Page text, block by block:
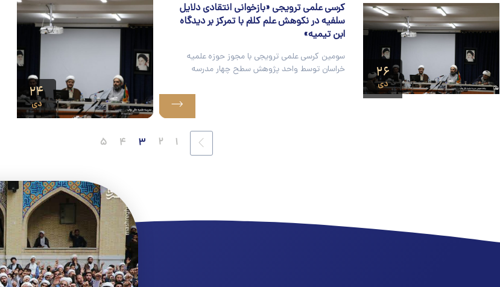
۲۶
دی
کرسی علمی ترویجی «بازخوانی انتقادی دلایل
سلفیه در نکوهش علم کلام با تمرکز بر دیدگاه
ابن تیمیه»
سومین کرسی علمی ترویجی با مجوز حوزه علمیه
خراسان توسط واحد پژوهش سطح چهار مدرسه
۲۴
دی
۱ ۲ ۳ ۴ ۵